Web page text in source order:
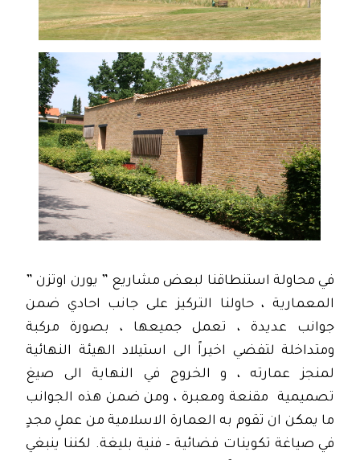
في محاولة استنطاقنا لبعض مشاريع ” يورن اوتزن ”
المعمارية ، حاولنا التركيز على جانب احادي ضمن
جوانب عديدة ، تعمل جميعها ، بصورة مركبة
ومتداخلة لتفضي اخيراً الى استيلاد الهيئة النهائية
لمنجز عمارته ، و الخروج في النهاية الى صيغ
تصميمية مقنعة ومعبرة ، ومن ضمن هذه الجوانب
ما يمكن ان تقوم به العمارة الاسلامية من عملٍ مجدٍ
في صياغة تكوينات فضائية – فنية بليغة. لكننا ينبغي